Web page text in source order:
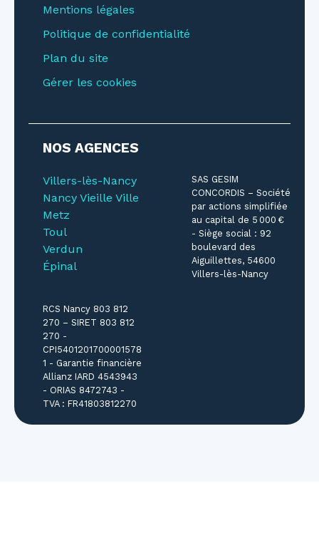
Mentions légales
Politique de confidentialité
Plan du site
Gérer les cookies
NOS AGENCES
Villers-lès-Nancy
Nancy Vieille Ville
Metz
Toul
Verdun
Épinal
SAS GESIM
CONCORDIS – Société
par actions simplifiée
au capital de 5 000 €
- Siège social : 92
boulevard des
Aiguillettes, 54600
Villers-lès-Nancy
RCS Nancy 803 812
270 – SIRET 803 812
270 -
CPI5401201700001578
1 - Garantie financière
Allianz IARD 4543943
- ORIAS 8472743 -
TVA : FR41803812270